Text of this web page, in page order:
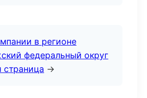
в регионе
федеральный округ
страница →